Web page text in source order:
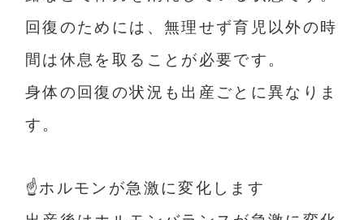
回復のためには、無理せず育児以外の時
間は休息を取ることが必要です。
身体の回復の状況も出産ごとに異なりま
す。
☝️ホルモンが急激に変化します